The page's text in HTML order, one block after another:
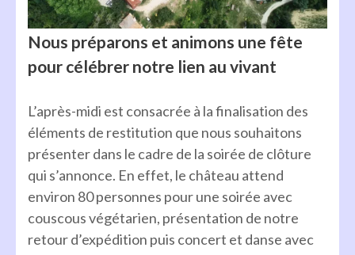
Nous préparons et animons une fête
pour célébrer notre lien au vivant
L’après-midi est consacrée à la finalisation des
éléments de restitution que nous souhaitons
présenter dans le cadre de la soirée de clôture
qui s’annonce. En effet, le château attend
environ 80 personnes pour une soirée avec
couscous végétarien, présentation de notre
retour d’expédition puis concert et danse avec